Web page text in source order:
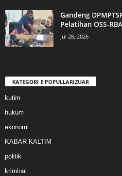
Gandeng
Pelatihan OSS-
Jul 28, 2026
KATEGORI E POPULLARIZUAR
kutim
hukum
ekonomi
KABAR KALTIM
politik
kriminal